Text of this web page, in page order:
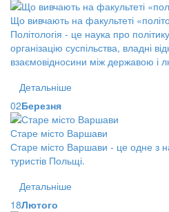
Що вивчають на факультеті
Політологія - це наука про
організацію суспільства, владні
взаємовідносини між державою і
Детальніше
02Березня
Старе місто Варшави
Старе місто Варшави - це одне з
туристів Польщі.
Детальніше
18Лютого